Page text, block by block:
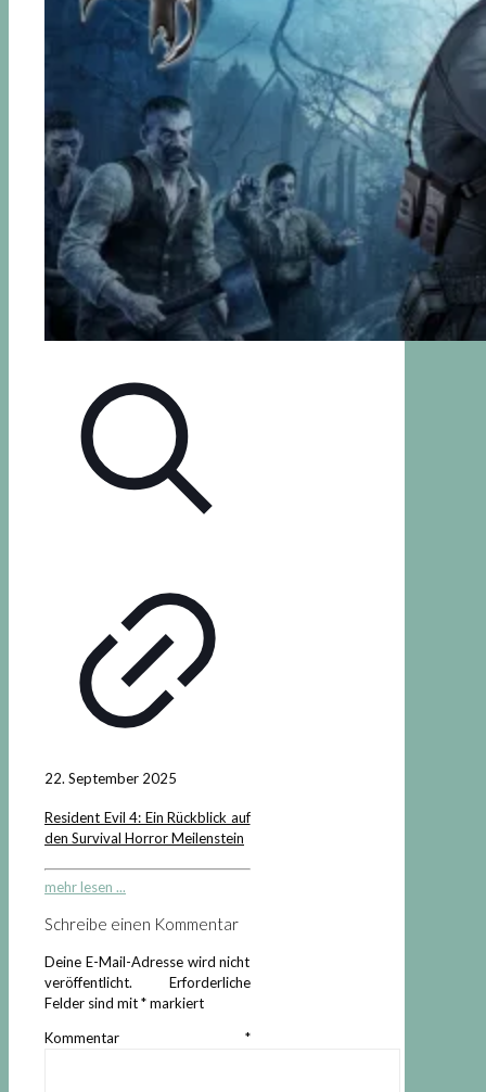
22. September 2025
Resident Evil 4: Ein Rückblick auf
den Survival Horror Meilenstein
mehr lesen ...
Schreibe einen Kommentar
Deine E-Mail-Adresse wird nicht
veröffentlicht.
Erforderliche
Felder sind mit*markiert
Kommentar *